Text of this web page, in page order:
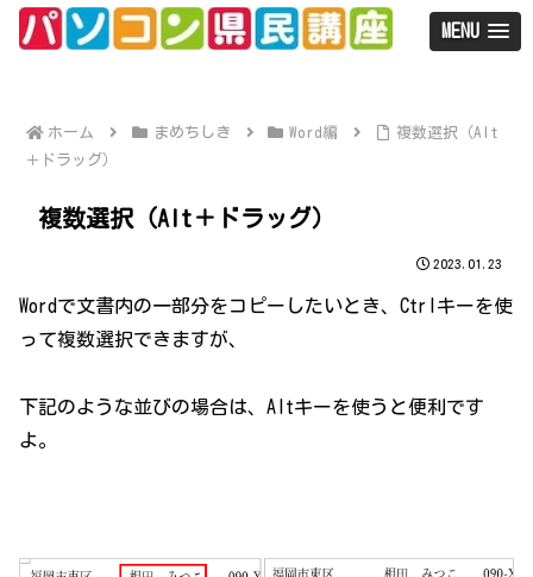
MENU
ホーム まめちしき Word編
複数選択（Alt
＋ドラッグ）
複数選択（Alt＋ドラッグ）
2023.01.23
Wordで文書内の一部分をコピーしたいとき、Ctrlキーを使
って複数選択できますが、
下記のような並びの場合は、Altキーを使うと便利です
よ。